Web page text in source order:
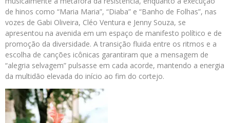
de hinos como “Maria Maria”, “Diaba” e “Banho de Folhas”, nas
vozes de Gabi Oliveira, Cléo Ventura e Jenny Souza, se
apresentou na avenida em um espaço de manifesto político e de
promoção da diversidade. A transição fluida entre os ritmos e a
escolha de canções icônicas garantiram que a mensagem de
“alegria selvagem” pulsasse em cada acorde, mantendo a energia
da multidão elevada do início ao fim do cortejo.